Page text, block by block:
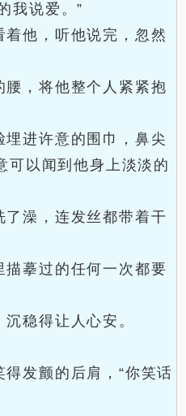
我说爱。”
他，听他说完，忽然
腰，将他整个人紧紧抱
进许意的围巾，鼻尖
可以闻到他身上淡淡的
了澡，连发丝都带着干
描摹过的任何一次都要
稳得让人心安。
发颤的后肩，“你笑话